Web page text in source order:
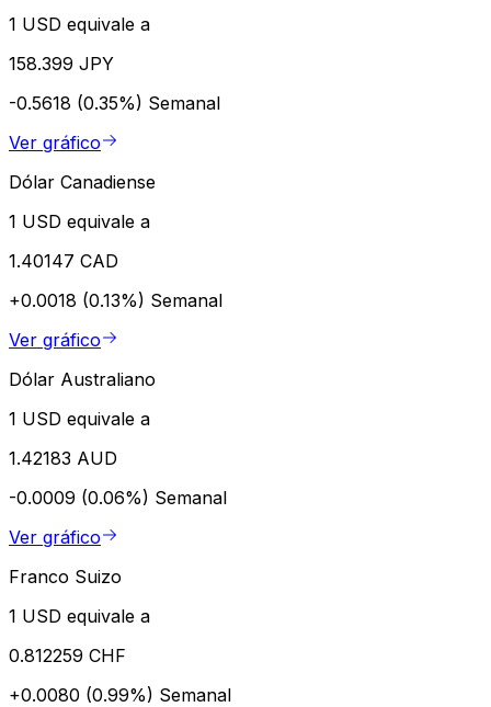
1 USD equivale a
158.399 JPY
-0.5618 (0.35%) Semanal
Ver gráfico
Dólar Canadiense
1 USD equivale a
1.40147 CAD
+0.0018 (0.13%) Semanal
Ver gráfico
Dólar Australiano
1 USD equivale a
1.42183 AUD
-0.0009 (0.06%) Semanal
Ver gráfico
Franco Suizo
1 USD equivale a
0.812259 CHF
+0.0080 (0.99%) Semanal